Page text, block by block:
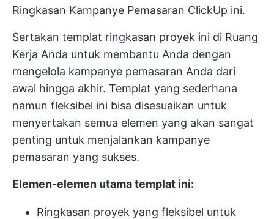
Ringkasan Kampanye Pemasaran ClickUp ini.
Sertakan templat ringkasan proyek ini di Ruang
Kerja Anda untuk membantu Anda dengan
mengelola kampanye pemasaran Anda dari
awal hingga akhir. Templat yang sederhana
namun fleksibel ini bisa disesuaikan untuk
menyertakan semua elemen yang akan sangat
penting untuk menjalankan kampanye
pemasaran yang sukses.
Elemen-elemen utama templat ini:
Ringkasan proyek yang fleksibel untuk